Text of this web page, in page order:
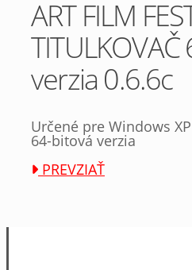
ART FILM
verzia 0.6.6c
Určené pre Windows
64-bitová verzia
PREVZIAŤ